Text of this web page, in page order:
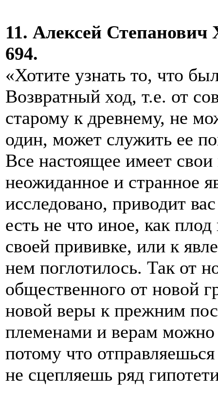
11. Алексей Степанович
694.
«Хотите узнать то, что
Возвратный ход, т.е. от
старому к древнему, не
один, может служить ее
Все настоящее имеет
неожиданное и странное
исследовано, приводит
есть не что иное, как
своей прививке, или к
нем поглотилось. Так от
общественного от новой
новой веры к прежним
племенами и верам
потому что
не сцепляешь ряд